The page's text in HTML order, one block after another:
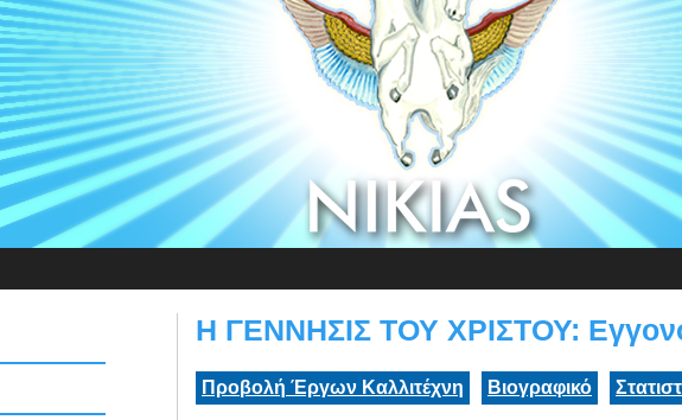
Η ΓΕΝΝΗΣΙΣ ΤΟΥ ΧΡΙΣΤΟΥ:
Προβολή Έργων Καλλιτέχνη Βιογραφικό